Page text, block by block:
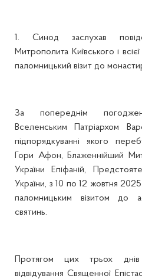
1. Синод заслухав
Митрополита Київського і
паломницький візит до
За попереднім
Вселенським Патріархом
підпорядкуванні якого
Гори Афон, Блаженнійший
України Епіфаній,
України, з 10 по 12 жовтня
паломницьким візитом до
святинь.
Протягом цих трьох днів
відвідування Священної